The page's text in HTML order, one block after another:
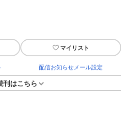
マイリスト
配信お知らせメール設定
刊はこちら